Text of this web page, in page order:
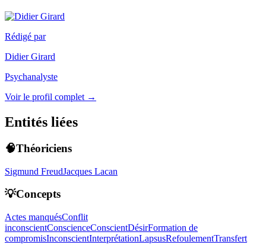
Rédigé par
Didier Girard
Psychanalyste
Voir le profil complet →
Entités liées
🧠Théoriciens
Sigmund FreudJacques Lacan
💡Concepts
Actes manquésConflit
inconscientConscienceConscientDésirFormation de
compromisInconscientInterprétationLapsusRefoulementTransfert